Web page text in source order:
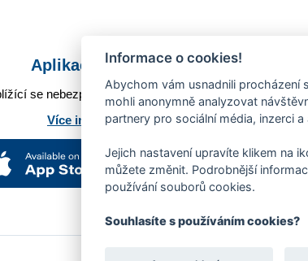
Aplikace Mobilní rozhlas
se nebezpečí, odstávky, poruchy a výpadky
Více informací o aplikaci
Informace o cookies!
Abychom vám usnadnili procházení
mohli anonymně analyzovat
partnery pro sociální média, inzerci a
Jejich nastavení upravíte klikem na
můžete změnit. Podrobnější
používání souborů cookies.
Souhlasíte s používáním cookies?